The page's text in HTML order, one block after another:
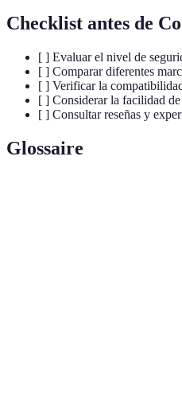
Checklist antes de
[ ] Evaluar el nivel de
[ ] Comparar diferentes
[ ] Verificar la
[ ] Considerar la facilidad de
[ ] Consultar reseñas y
Glossaire